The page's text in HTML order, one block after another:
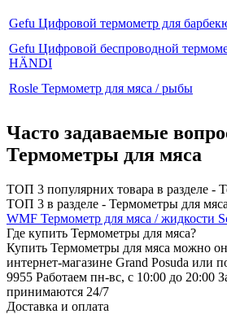
Gefu Цифровой термометр для
Gefu Цифровой беспроводной
HÄNDI
Rosle Термометр для мяса / рыбы
Часто задаваемые
Термометры для мяса
ТОП 3 популярних товара в разделе -
ТОП 3 в разделе - Термометры для мяса
WMF Термометр для мяса / жидкости
Где купить Термометры для мяса?
Купить Термометры для мяса можно
интернет-магазине Grand Posuda или
9955 Работаем пн-вс, с 10:00 до 20:00
принимаются 24/7
Доставка и оплата